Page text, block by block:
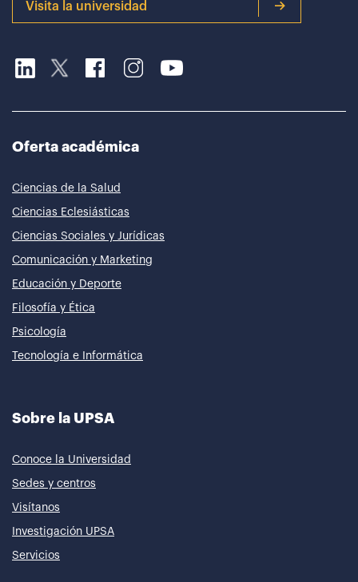
Visita la universidad
Oferta académica
Ciencias de la Salud
Ciencias Eclesiásticas
Ciencias Sociales y Jurídicas
Comunicación y Marketing
Educación y Deporte
Filosofía y Ética
Psicología
Tecnología e Informática
Sobre la UPSA
Conoce la Universidad
Sedes y centros
Visítanos
Investigación UPSA
Servicios